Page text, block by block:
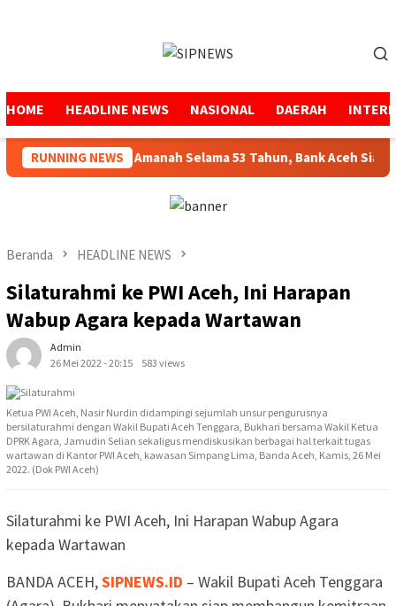
HOME HEADLINE NEWS NASIONAL DAERAH
RUNNING NEWS
Menjaga Amanah Selama 53 Tahun, Bank Aceh Siap
Beranda HEADLINE NEWS
Silaturahmi ke PWI Aceh, Ini Harapan
Wabup Agara kepada Wartawan
Admin
26 Mei 2022 - 20:15
583 views
Ketua PWI Aceh, Nasir Nurdin didampingi sejumlah unsur pengurusnya
bersilaturahmi dengan Wakil Bupati Aceh Tenggara, Bukhari bersama Wakil Ketua
DPRK Agara, Jamudin Selian sekaligus mendiskusikan berbagai hal terkait tugas
wartawan di Kantor PWI Aceh, kawasan Simpang Lima, Banda Aceh, Kamis, 26 Mei
2022. (Dok PWI Aceh)
Silaturahmi ke PWI Aceh, Ini Harapan Wabup Agara
kepada Wartawan
BANDA ACEH,SIPNEWS.ID – Wakil Bupati Aceh Tenggara